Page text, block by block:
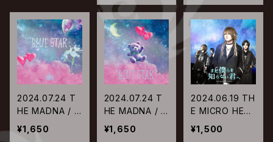
2024.07.24 T
HE MADNA / B
LUE STAR【Ty
pe-B】
¥1,650
2024.07.24 T
HE MADNA / B
LUE STAR【Ty
pe-C】
¥1,650
2024.06.19 TH
E MICRO HEA
D 4N'S / まだ
僕らを知らない
¥1,500